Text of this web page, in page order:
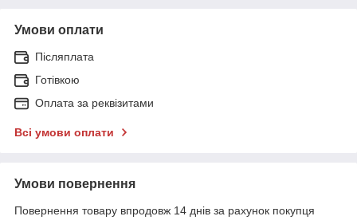
Умови оплати
Післяплата
Готівкою
Оплата за реквізитами
Всі умови оплати
Умови повернення
Повернення товару впродовж 14 днів за рахунок покупця